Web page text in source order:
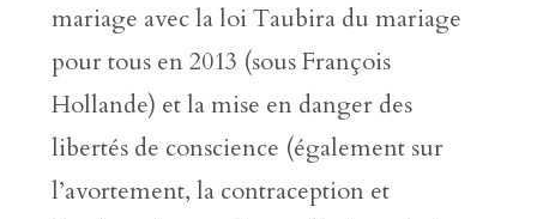
mariage avec la loi Taubira du mariage
pour tous en 2013 (sous François
Hollande) et la mise en danger des
libertés de conscience (également sur
l’avortement, la contraception et